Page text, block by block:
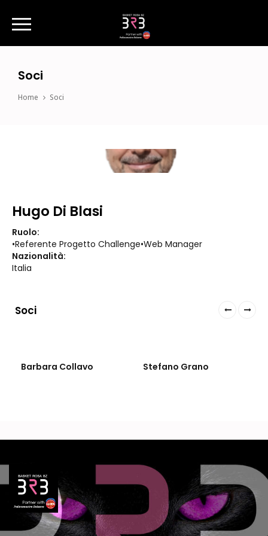
Soci
Home Soci
Hugo Di Blasi
Ruolo:
•Referente Progetto Challenge•Web Manager
Nazionalità:
Italia
Soci
Barbara Collavo Stefano Grano